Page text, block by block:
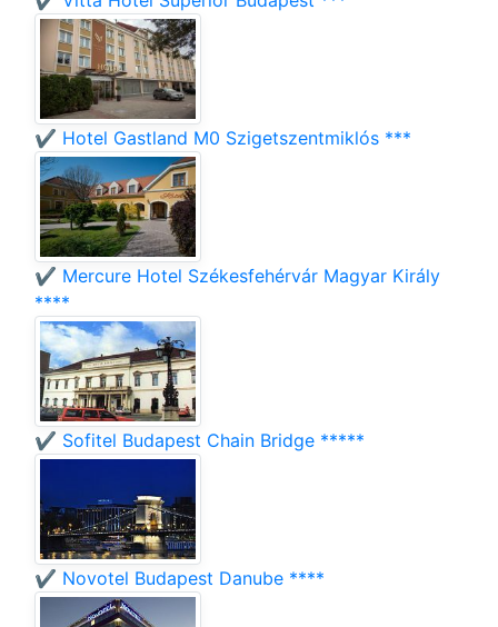
✔️ Hotel Gastland M0 Szigetszentmiklós ***
✔️ Mercure Hotel Székesfehérvár Magyar Király
****
✔️ Sofitel Budapest Chain Bridge *****
✔️ Novotel Budapest Danube ****